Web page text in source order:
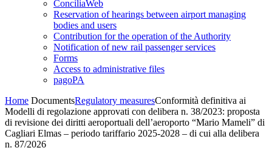
ConciliaWeb
Reservation of hearings between airport managing
bodies and users
Contribution for the operation of the Authority
Notification of new rail passenger services
Forms
Access to administrative files
pagoPA
Home DocumentsRegulatory measuresConformità definitiva ai
Modelli di regolazione approvati con delibera n. 38/2023: proposta
di revisione dei diritti aeroportuali dell’aeroporto “Mario Mameli” di
Cagliari Elmas – periodo tariffario 2025-2028 – di cui alla delibera
n. 87/2026